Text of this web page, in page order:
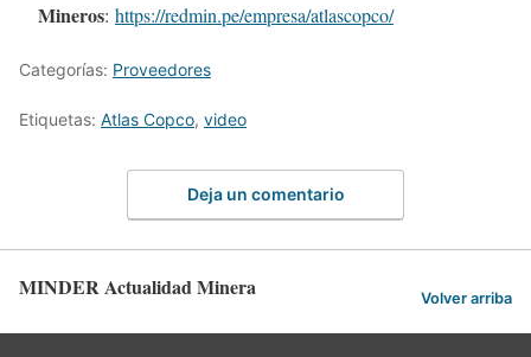
Mineros: https://redmin.pe/empresa/atlascopco/
Categorías: Proveedores
Etiquetas: Atlas Copco, video
Deja un comentario
MINDER Actualidad Minera Volver arriba